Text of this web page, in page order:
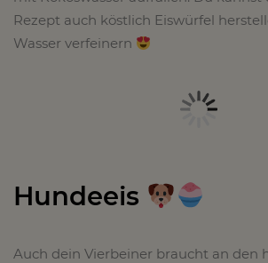
Rezept auch köstlich Eiswürfel
Wasser verfeinern
Hundeeis
Auch dein Vierbeiner braucht an den